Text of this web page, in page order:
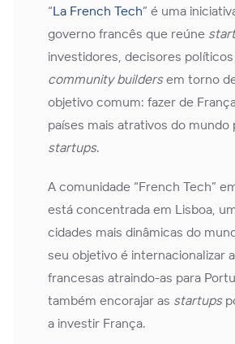
“La French Tech” é uma
governo francês que reúne
investidores, decisores
community buildersem torno
objetivo comum: fazer de
países mais atrativos do mundo
startups.
A comunidade “French Tech”
está concentrada em Lisboa,
cidades mais dinâmicas do
seu objetivo é internacionalizar
francesas atraindo-as para
também encorajar as startups
a investir França.